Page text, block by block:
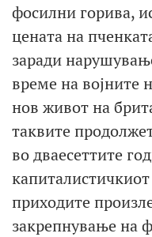
фосилни горива,
цената на
заради
време на војните
нов живот на
таквите
во дваесеттите
приходите
закрепнување на